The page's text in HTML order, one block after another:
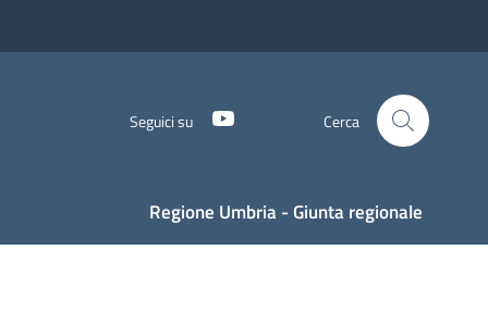
Seguici su Cerca
Regione Umbria - Giunta regionale